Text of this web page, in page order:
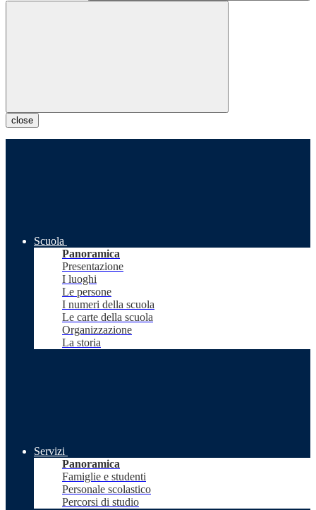
close
Scuola
Panoramica
Presentazione
I luoghi
Le persone
I numeri della scuola
Le carte della scuola
Organizzazione
La storia
Servizi
Panoramica
Famiglie e studenti
Personale scolastico
Percorsi di studio